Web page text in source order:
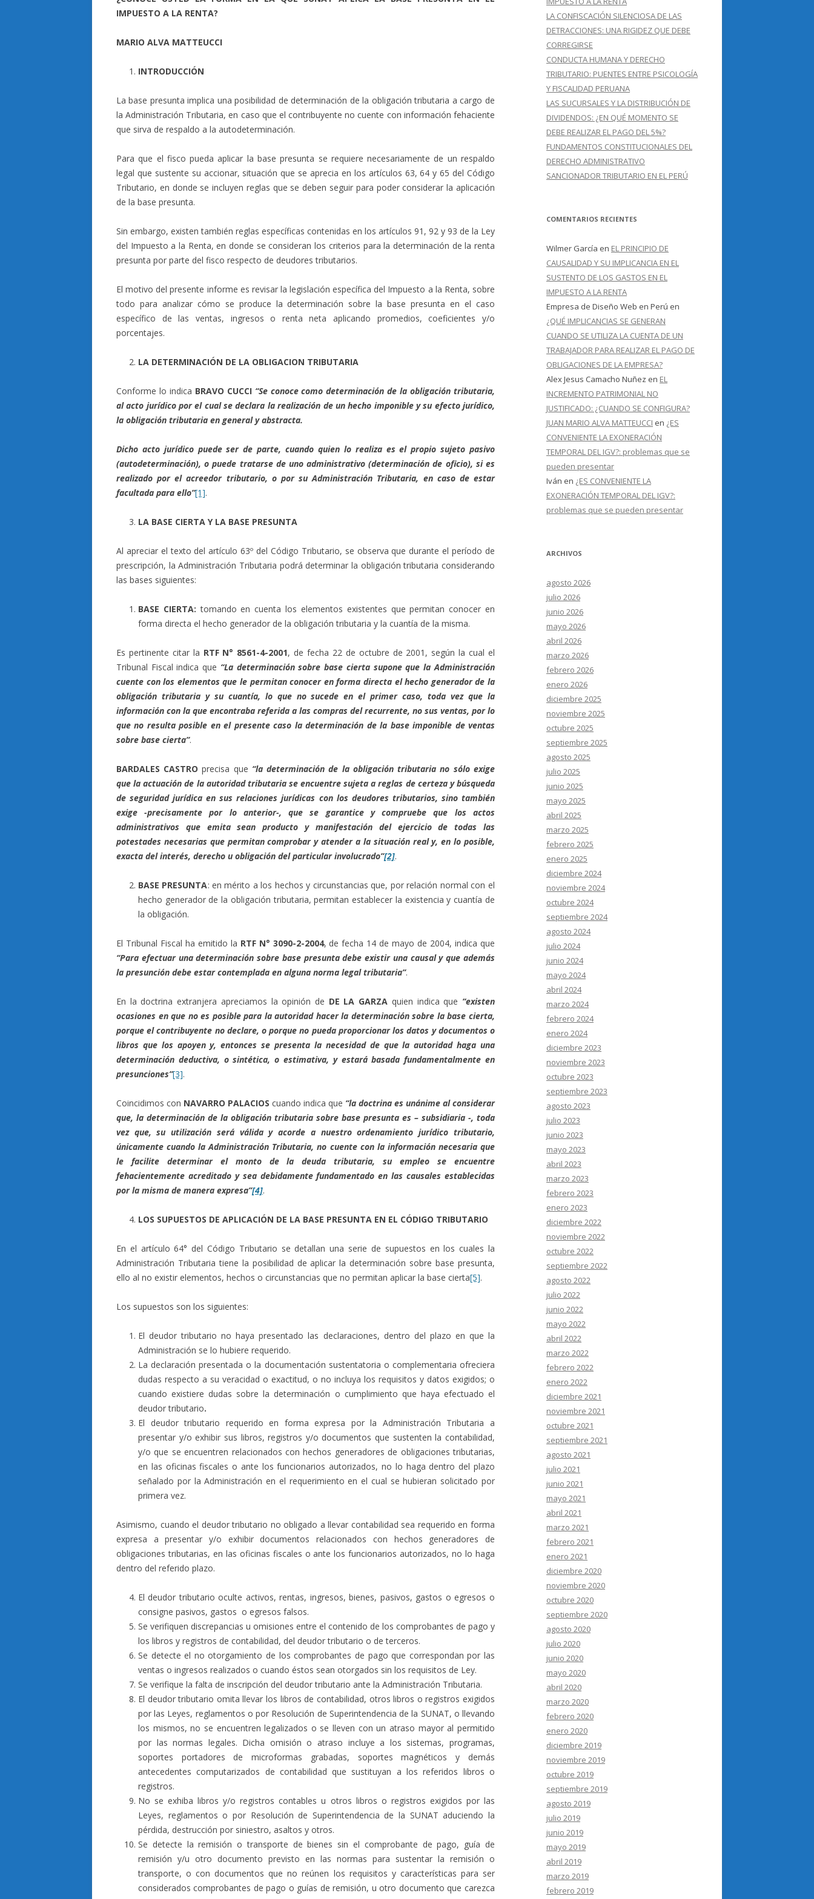
IMPUESTO A LA RENTA?
MARIO ALVA MATTEUCCI
INTRODUCCIÓN
La base presunta implica una posibilidad de determinación de la obligación tributaria a cargo de
la Administración Tributaria, en caso que el contribuyente no cuente con información fehaciente
que sirva de respaldo a la autodeterminación.
Para que el fisco pueda aplicar la base presunta se requiere necesariamente de un respaldo
legal que sustente su accionar, situación que se aprecia en los artículos 63, 64 y 65 del Código
Tributario, en donde se incluyen reglas que se deben seguir para poder considerar la aplicación
de la base presunta.
Sin embargo, existen también reglas específicas contenidas en los artículos 91, 92 y 93 de la Ley
del Impuesto a la Renta, en donde se consideran los criterios para la determinación de la renta
presunta por parte del fisco respecto de deudores tributarios.
El motivo del presente informe es revisar la legislación específica del Impuesto a la Renta, sobre
todo para analizar cómo se produce la determinación sobre la base presunta en el caso
específico de las ventas, ingresos o renta neta aplicando promedios, coeficientes y/o
porcentajes.
LA DETERMINACIÓN DE LA OBLIGACION TRIBUTARIA
Conforme lo indica BRAVO CUCCI “Se conoce como determinación de la obligación tributaria,
al acto jurídico por el cual se declara la realización de un hecho imponible y su efecto jurídico,
la obligación tributaria en general y abstracta.
Dicho acto jurídico puede ser de parte, cuando quien lo realiza es el propio sujeto pasivo
(autodeterminación), o puede tratarse de uno administrativo (determinación de oficio), si es
realizado por el acreedor tributario, o por su Administración Tributaria, en caso de estar
facultada para ello”[1].
LA BASE CIERTA Y LA BASE PRESUNTA
Al apreciar el texto del artículo 63º del Código Tributario, se observa que durante el período de
prescripción, la Administración Tributaria podrá determinar la obligación tributaria considerando
las bases siguientes:
BASE CIERTA: tomando en cuenta los elementos existentes que permitan conocer en
forma directa el hecho generador de la obligación tributaria y la cuantía de la misma.
Es pertinente citar la RTF N° 8561-4-2001, de fecha 22 de octubre de 2001, según la cual el
Tribunal Fiscal indica que “La determinación sobre base cierta supone que la Administración
cuente con los elementos que le permitan conocer en forma directa el hecho generador de la
obligación tributaria y su cuantía, lo que no sucede en el primer caso, toda vez que la
información con la que encontraba referida a las compras del recurrente, no sus ventas, por lo
que no resulta posible en el presente caso la determinación de la base imponible de ventas
sobre base cierta”.
BARDALES CASTRO precisa que “la determinación de la obligación tributaria no sólo exige
que la actuación de la autoridad tributaria se encuentre sujeta a reglas de certeza y búsqueda
de seguridad jurídica en sus relaciones jurídicas con los deudores tributarios, sino también
exige -precisamente por lo anterior-, que se garantice y compruebe que los actos
administrativos que emita sean producto y manifestación del ejercicio de todas las
potestades necesarias que permitan comprobar y atender a la situación real y, en lo posible,
exacta del interés, derecho u obligación del particular involucrado”[2].
BASE PRESUNTA: en mérito a los hechos y circunstancias que, por relación normal con el
hecho generador de la obligación tributaria, permitan establecer la existencia y cuantía de
la obligación.
El Tribunal Fiscal ha emitido la RTF N° 3090-2-2004, de fecha 14 de mayo de 2004, indica que
“Para efectuar una determinación sobre base presunta debe existir una causal y que además
la presunción debe estar contemplada en alguna norma legal tributaria”.
En la doctrina extranjera apreciamos la opinión de DE LA GARZA quien indica que “existen
ocasiones en que no es posible para la autoridad hacer la determinación sobre la base cierta,
porque el contribuyente no declare, o porque no pueda proporcionar los datos y documentos o
libros que los apoyen y, entonces se presenta la necesidad de que la autoridad haga una
determinación deductiva, o sintética, o estimativa, y estará basada fundamentalmente en
presunciones”[3].
Coincidimos con NAVARRO PALACIOS cuando indica que “la doctrina es unánime al considerar
que, la determinación de la obligación tributaria sobre base presunta es – subsidiaria -, toda
vez que, su utilización será válida y acorde a nuestro ordenamiento jurídico tributario,
únicamente cuando la Administración Tributaria, no cuente con la información necesaria que
le facilite determinar el monto de la deuda tributaria, su empleo se encuentre
fehacientemente acreditado y sea debidamente fundamentado en las causales establecidas
por la misma de manera expresa”[4].
LOS SUPUESTOS DE APLICACIÓN DE LA BASE PRESUNTA EN EL CÓDIGO TRIBUTARIO
En el artículo 64° del Código Tributario se detallan una serie de supuestos en los cuales la
Administración Tributaria tiene la posibilidad de aplicar la determinación sobre base presunta,
ello al no existir elementos, hechos o circunstancias que no permitan aplicar la base cierta[5].
Los supuestos son los siguientes:
El deudor tributario no haya presentado las declaraciones, dentro del plazo en que la
Administración se lo hubiere requerido.
La declaración presentada o la documentación sustentatoria o complementaria ofreciera
dudas respecto a su veracidad o exactitud, o no incluya los requisitos y datos exigidos; o
cuando existiere dudas sobre la determinación o cumplimiento que haya efectuado el
deudor tributario.
El deudor tributario requerido en forma expresa por la Administración Tributaria a
presentar y/o exhibir sus libros, registros y/o documentos que sustenten la contabilidad,
y/o que se encuentren relacionados con hechos generadores de obligaciones tributarias,
en las oficinas fiscales o ante los funcionarios autorizados, no lo haga dentro del plazo
señalado por la Administración en el requerimiento en el cual se hubieran solicitado por
primera vez.
Asimismo, cuando el deudor tributario no obligado a llevar contabilidad sea requerido en forma
expresa a presentar y/o exhibir documentos relacionados con hechos generadores de
obligaciones tributarias, en las oficinas fiscales o ante los funcionarios autorizados, no lo haga
dentro del referido plazo.
El deudor tributario oculte activos, rentas, ingresos, bienes, pasivos, gastos o egresos o
consigne pasivos, gastos o egresos falsos.
Se verifiquen discrepancias u omisiones entre el contenido de los comprobantes de pago y
los libros y registros de contabilidad, del deudor tributario o de terceros.
Se detecte el no otorgamiento de los comprobantes de pago que correspondan por las
ventas o ingresos realizados o cuando éstos sean otorgados sin los requisitos de Ley.
Se verifique la falta de inscripción del deudor tributario ante la Administración Tributaria.
El deudor tributario omita llevar los libros de contabilidad, otros libros o registros exigidos
por las Leyes, reglamentos o por Resolución de Superintendencia de la SUNAT, o llevando
los mismos, no se encuentren legalizados o se lleven con un atraso mayor al permitido
por las normas legales. Dicha omisión o atraso incluye a los sistemas, programas,
soportes portadores de microformas grabadas, soportes magnéticos y demás
antecedentes computarizados de contabilidad que sustituyan a los referidos libros o
registros.
No se exhiba libros y/o registros contables u otros libros o registros exigidos por las
Leyes, reglamentos o por Resolución de Superintendencia de la SUNAT aduciendo la
pérdida, destrucción por siniestro, asaltos y otros.
Se detecte la remisión o transporte de bienes sin el comprobante de pago, guía de
remisión y/u otro documento previsto en las normas para sustentar la remisión o
transporte, o con documentos que no reúnen los requisitos y características para ser
considerados comprobantes de pago o guías de remisión, u otro documento que carezca
LA CONFISCACIÓN SILENCIOSA DE LAS
DETRACCIONES: UNA RIGIDEZ QUE DEBE
CORREGIRSE
CONDUCTA HUMANA Y DERECHO
TRIBUTARIO: PUENTES ENTRE PSICOLOGÍA
Y FISCALIDAD PERUANA
LAS SUCURSALES Y LA DISTRIBUCIÓN DE
DIVIDENDOS: ¿EN QUÉ MOMENTO SE
DEBE REALIZAR EL PAGO DEL 5%?
FUNDAMENTOS CONSTITUCIONALES DEL
DERECHO ADMINISTRATIVO
SANCIONADOR TRIBUTARIO EN EL PERÚ
COMENTARIOS RECIENTES
Wilmer García en EL PRINCIPIO DE
CAUSALIDAD Y SU IMPLICANCIA EN EL
SUSTENTO DE LOS GASTOS EN EL
IMPUESTO A LA RENTA
Empresa de Diseño Web en Perú en
¿QUÉ IMPLICANCIAS SE GENERAN
CUANDO SE UTILIZA LA CUENTA DE UN
TRABAJADOR PARA REALIZAR EL PAGO DE
OBLIGACIONES DE LA EMPRESA?
Alex Jesus Camacho Nuñez en EL
INCREMENTO PATRIMONIAL NO
JUSTIFICADO: ¿CUANDO SE CONFIGURA?
JUAN MARIO ALVA MATTEUCCI en ¿ES
CONVENIENTE LA EXONERACIÓN
TEMPORAL DEL IGV?: problemas que se
pueden presentar
Iván en ¿ES CONVENIENTE LA
EXONERACIÓN TEMPORAL DEL IGV?:
problemas que se pueden presentar
ARCHIVOS
agosto 2026
julio 2026
junio 2026
mayo 2026
abril 2026
marzo 2026
febrero 2026
enero 2026
diciembre 2025
noviembre 2025
octubre 2025
septiembre 2025
agosto 2025
julio 2025
junio 2025
mayo 2025
abril 2025
marzo 2025
febrero 2025
enero 2025
diciembre 2024
noviembre 2024
octubre 2024
septiembre 2024
agosto 2024
julio 2024
junio 2024
mayo 2024
abril 2024
marzo 2024
febrero 2024
enero 2024
diciembre 2023
noviembre 2023
octubre 2023
septiembre 2023
agosto 2023
julio 2023
junio 2023
mayo 2023
abril 2023
marzo 2023
febrero 2023
enero 2023
diciembre 2022
noviembre 2022
octubre 2022
septiembre 2022
agosto 2022
julio 2022
junio 2022
mayo 2022
abril 2022
marzo 2022
febrero 2022
enero 2022
diciembre 2021
noviembre 2021
octubre 2021
septiembre 2021
agosto 2021
julio 2021
junio 2021
mayo 2021
abril 2021
marzo 2021
febrero 2021
enero 2021
diciembre 2020
noviembre 2020
octubre 2020
septiembre 2020
agosto 2020
julio 2020
junio 2020
mayo 2020
abril 2020
marzo 2020
febrero 2020
enero 2020
diciembre 2019
noviembre 2019
octubre 2019
septiembre 2019
agosto 2019
julio 2019
junio 2019
mayo 2019
abril 2019
marzo 2019
febrero 2019